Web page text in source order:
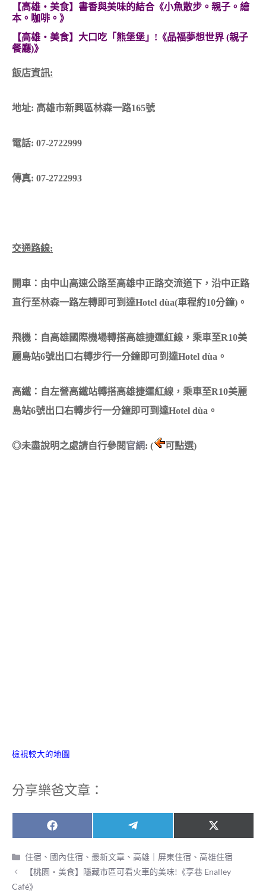
【高雄‧美食】書香與美味的結合《小魚散步。親子。繪
本。咖啡。》
【高雄‧美食】大口吃「熊堡堡」!《品福夢想世界 (親子
餐廳)》
飯店資訊:
地址: 高雄市新興區林森一路165號
電話: 07-2722999
傳真: 07-2722993
交通路線:
開車：由中山高速公路至高雄中正路交流道下，沿中正路
直行至林森一路左轉即可到達Hotel dùa(車程約10分鐘)。
飛機：自高雄國際機場轉搭高雄捷運紅線，乘車至R10美
麗島站6號出口右轉步行一分鐘即可到達Hotel dùa。
高鐵：自左營高鐵站轉搭高雄捷運紅線，乘車至R10美麗
島站6號出口右轉步行一分鐘即可到達Hotel dùa。
◎未盡說明之處請自行參閱官網: ( 可點選)
檢視較大的地圖
分享樂爸文章：
Share
on
F
a
c
e
b
Share
on
e
l
e
g
Share
on
X
(
T
w
i
分
類
住宿 、 國內住宿 、最新文章 、高雄｜屏東住宿 、高雄住宿
【桃園‧美食】隱藏市區可看火車的美味!《享巷 Enalley
Café》